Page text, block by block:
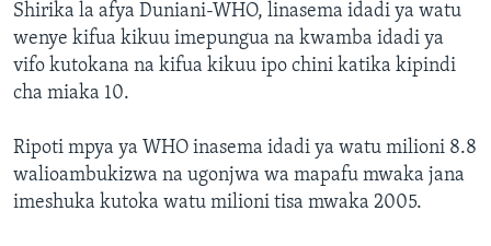
Shirika la afya Duniani-WHO, linasema idadi ya watu
wenye kifua kikuu imepungua na kwamba idadi ya
vifo kutokana na kifua kikuu ipo chini katika kipindi
cha miaka 10.
Ripoti mpya ya WHO inasema idadi ya watu milioni 8.8
walioambukizwa na ugonjwa wa mapafu mwaka jana
imeshuka kutoka watu milioni tisa mwaka 2005.